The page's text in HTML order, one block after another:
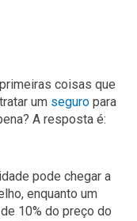
coisas que
um seguro para
A resposta é:
pode chegar a
enquanto um
10% do preço do